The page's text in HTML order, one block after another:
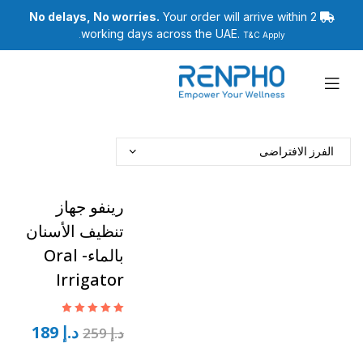
No delays, No worries. Your order will arrive within 2
working days across the UAE. T&C Apply.
رينفو جهاز
تنظيف الأسنان
بالماء- Oral
Irrigator
من 5
د.إ259 د.إ